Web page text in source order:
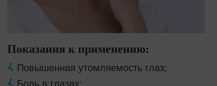
Показания к применению:
Повышенная утомляемость глаз;
Боль в глазах;